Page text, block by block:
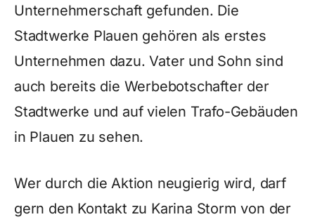
Unternehmerschaft gefunden. Die
Stadtwerke Plauen gehören als erstes
Unternehmen dazu. Vater und Sohn sind
auch bereits die Werbebotschafter der
Stadtwerke und auf vielen Trafo-Gebäuden
in Plauen zu sehen.
Wer durch die Aktion neugierig wird, darf
gern den Kontakt zu Karina Storm von der